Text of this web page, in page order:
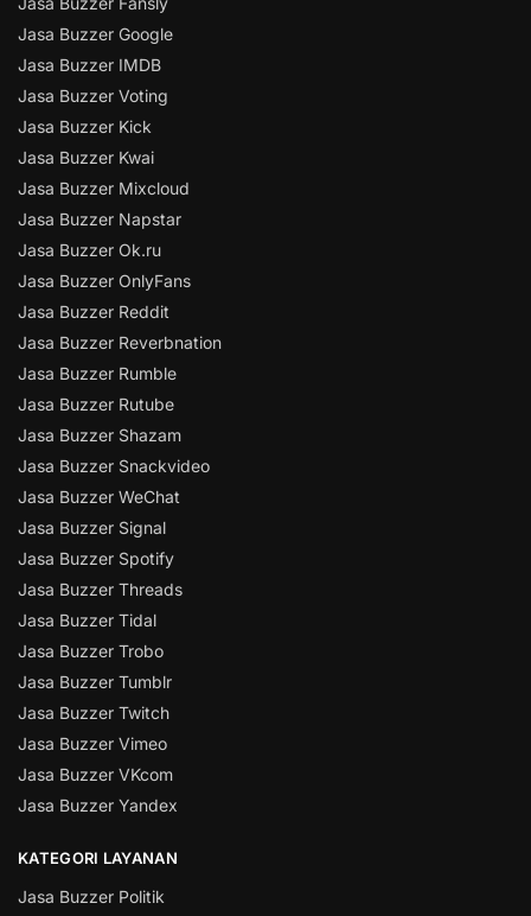
Jasa Buzzer Google
Jasa Buzzer IMDB
Jasa Buzzer Voting
Jasa Buzzer Kick
Jasa Buzzer Kwai
Jasa Buzzer Mixcloud
Jasa Buzzer Napstar
Jasa Buzzer Ok.ru
Jasa Buzzer OnlyFans
Jasa Buzzer Reddit
Jasa Buzzer Reverbnation
Jasa Buzzer Rumble
Jasa Buzzer Rutube
Jasa Buzzer Shazam
Jasa Buzzer Snackvideo
Jasa Buzzer WeChat
Jasa Buzzer Signal
Jasa Buzzer Spotify
Jasa Buzzer Threads
Jasa Buzzer Tidal
Jasa Buzzer Trobo
Jasa Buzzer Tumblr
Jasa Buzzer Twitch
Jasa Buzzer Vimeo
Jasa Buzzer VKcom
Jasa Buzzer Yandex
KATEGORI LAYANAN
Jasa Buzzer Politik